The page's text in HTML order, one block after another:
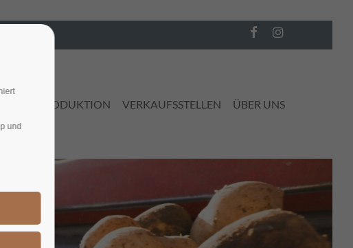
Lorem ipsum dolor sit amet,
Aenean massa. Cum sociis natoque
montes, nascetur ridiculus mus.
Donec quam felis, ultricies nec.
& PRODUKTION VERKAUFSSTELLEN ÜBER UNS
und